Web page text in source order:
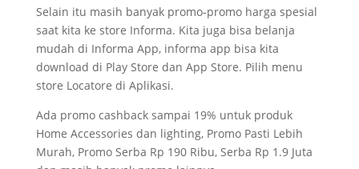
Selain itu masih banyak promo-promo harga spesial
saat kita ke store Informa. Kita juga bisa belanja
mudah di Informa App, informa app bisa kita
download di Play Store dan App Store. Pilih menu
store Locatore di Aplikasi.
Ada promo cashback sampai 19% untuk produk
Home Accessories dan lighting, Promo Pasti Lebih
Murah, Promo Serba Rp 190 Ribu, Serba Rp 1.9 Juta